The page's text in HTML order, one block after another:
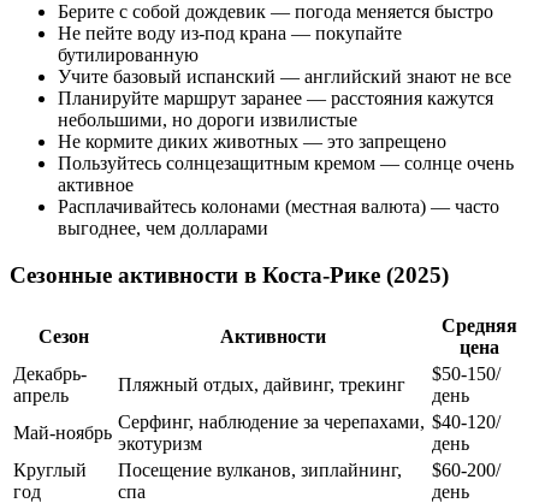
Берите с собой дождевик — погода меняется быстро
Не пейте воду из-под крана — покупайте
бутилированную
Учите базовый испанский — английский знают не все
Планируйте маршрут заранее — расстояния кажутся
небольшими, но дороги извилистые
Не кормите диких животных — это запрещено
Пользуйтесь солнцезащитным кремом — солнце очень
активное
Расплачивайтесь колонами (местная валюта) — часто
выгоднее, чем долларами
Сезонные активности в Коста-Рике (2025)
Сезон Активности
Средняя
цена
Декабрь-
апрель
Пляжный отдых, дайвинг, трекинг
$50-150/
день
Май-ноябрь
Серфинг, наблюдение за черепахами,
экотуризм
$40-120/
день
Круглый
год
Посещение вулканов, зиплайнинг,
спа
$60-200/
день